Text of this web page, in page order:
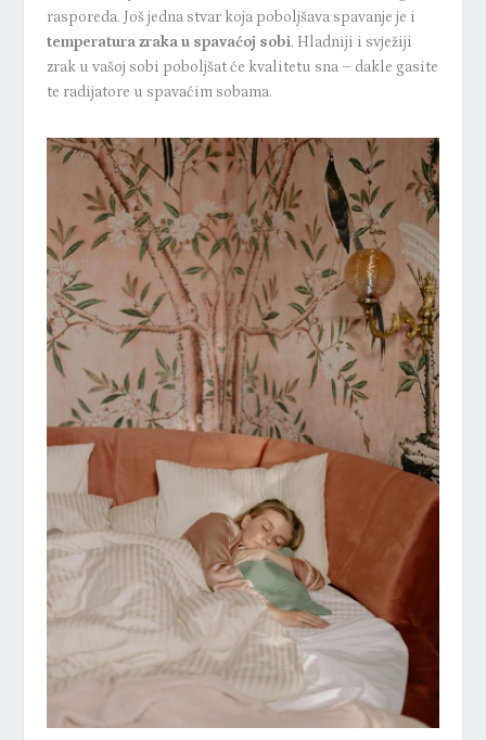
rasporeda. Još jedna stvar koja poboljšava spavanje je i
temperatura zraka u spavaćoj sobi. Hladniji i svježiji
zrak u vašoj sobi poboljšat će kvalitetu sna – dakle gasite
te radijatore u spavaćim sobama.